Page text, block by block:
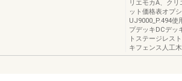
リエモカA、ク
ット価格表オプ
UJ9000_P.494使
プデッキDCデッ
トステージレス
キフェンス人工